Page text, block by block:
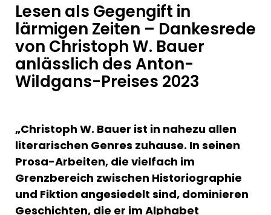
Lesen als Gegengift in
lärmigen Zeiten – Dankesrede
von Christoph W. Bauer
anlässlich des Anton-
Wildgans-Preises 2023
„Christoph W. Bauer ist in nahezu allen
literarischen Genres zuhause. In seinen
Prosa-Arbeiten, die vielfach im
Grenzbereich zwischen Historiographie
und Fiktion angesiedelt sind, dominieren
Geschichten, die er im Alphabet